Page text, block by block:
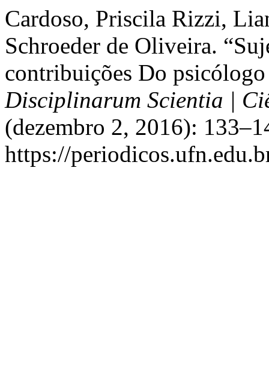
Cardoso, Priscila Rizzi,
Schroeder de Oliveira.
contribuições Do psicólogo
Disciplinarum Scientia |
(dezembro 2, 2016):
https://